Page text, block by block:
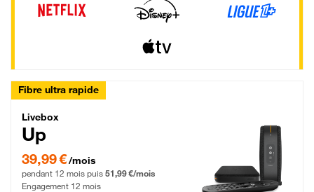
Fibre ultra rapide
Livebox Up Fibre
Livebox
Up
39,99 € par mois pendant 12 mois puis 51,99 € par mois, Engagement 12 mois
39,99 €/mois
pendant 12 mois puis 51,99 €/mois
Engagement 12 mois